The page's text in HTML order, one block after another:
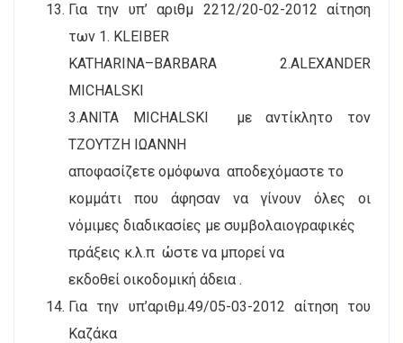
Για την υπ’ αριθμ 2212/20-02-2012 αίτηση
των 1. KLEIBER
KATHARINA–BARBARA 2.ALEXANDER
MICHALSKI
3.ANITA MICHALSKI
με αντίκλητο τον
ΤΖΟΥΤΖΗ ΙΩΑΝΝΗ
αποφασίζετε ομόφωνα αποδεχόμαστε το
κομμάτι που άφησαν να γίνουν όλες οι
νόμιμες διαδικασίες με συμβολαιογραφικές
πράξεις κ.λ.π ώστε να μπορεί να
εκδοθεί οικοδομική άδεια .
Για την υπ’αριθμ.49/05-03-2012 αίτηση του
Καζάκα